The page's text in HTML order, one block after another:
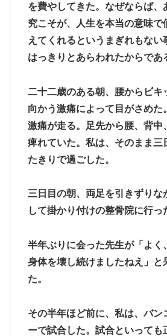
を費やしてきた。なぜならば、
究こそが、人生を本当の意味で
えてくれるというまぎれもない
はっきりとあらわれたからであ
二十二歳のある朝、腰からビキ
向かう激痛によって目がさめた
激痛が走る。足先から腰、背中
痺れていた。私は、そのまま三
たきりで過ごした。
三日目の朝、両足を引きずりな
して掛かり付けの整骨院に行っ
半年ぶりに会った先生が「よく
身体を壊し続けましたねえ」と
た。
その半年ほど前に、私は、バン
ーで試合した。試合といっても